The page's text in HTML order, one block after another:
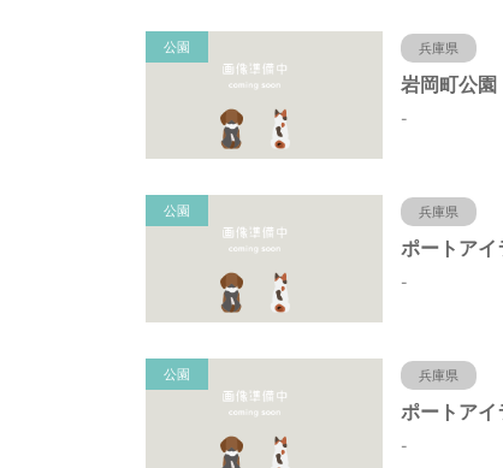
公園 兵庫県
-
公園 兵庫県
-
公園 兵庫県
-